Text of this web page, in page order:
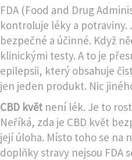
FDA (Food and Drug
kontroluje léky a
bezpečné a účinné. Když
klinickými testy. A to je
epilepsii, který obsahuje
jen jeden produkt. Nic
CBD květ není lék. Je to
Neříká, zda je CBD květ
její úloha. Místo toho se na
doplňky stravy nejsou FDA